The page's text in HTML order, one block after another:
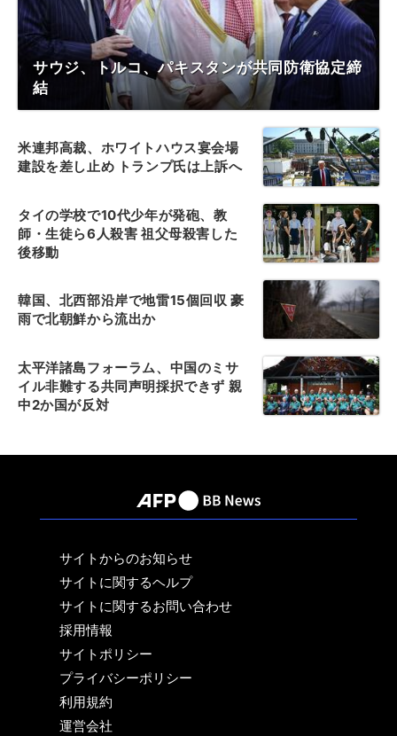
サウジ、トルコ、パキスタンが共同防衛協定締
結
米連邦高裁、ホワイトハウス宴会場
建設を差し止め トランプ氏は上訴へ
タイの学校で10代少年が発砲、教
師・生徒ら6人殺害 祖父母殺害した
後移動
韓国、北西部沿岸で地雷15個回収 豪
雨で北朝鮮から流出か
太平洋諸島フォーラム、中国のミサ
イル非難する共同声明採択できず 親
中2か国が反対
サイトからのお知らせ
サイトに関するヘルプ
サイトに関するお問い合わせ
採用情報
サイトポリシー
プライバシーポリシー
利用規約
運営会社